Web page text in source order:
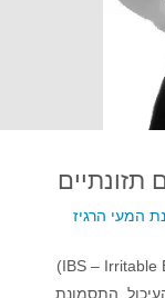
תזונתיים
המעי הרגיז
תסמונת המעי הרגיז (IBS – Irritable Bowel Syndrome)
התסמונת